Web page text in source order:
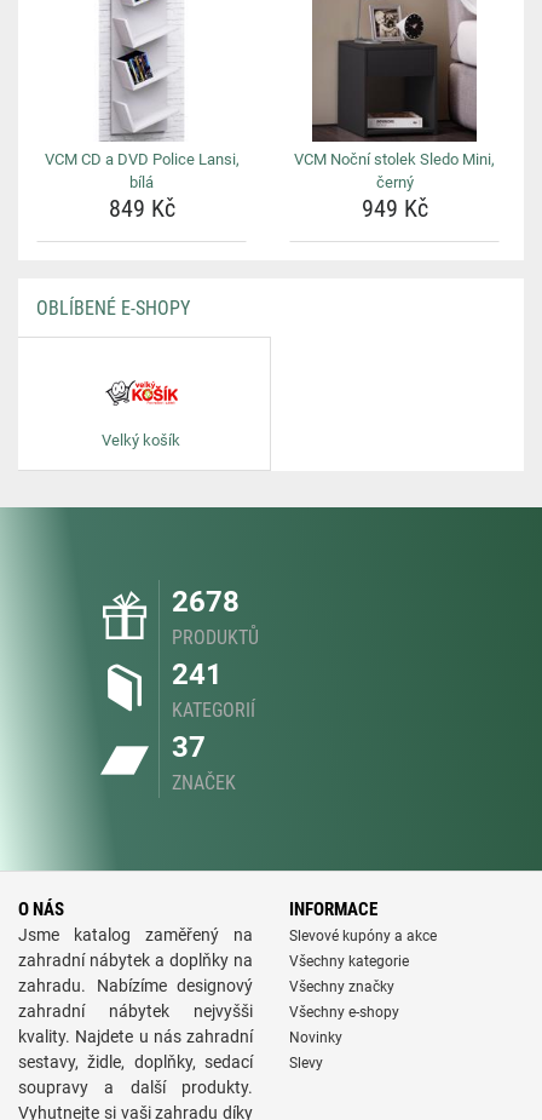
VCM CD a DVD Police Lansi,
bílá
849 Kč
VCM Noční stolek Sledo Mini,
černý
949 Kč
OBLÍBENÉ E-SHOPY
Velký košík
2678
PRODUKTŮ
241
KATEGORIÍ
37
ZNAČEK
O NÁS
Jsme katalog zaměřený na
zahradní nábytek a doplňky na
zahradu. Nabízíme designový
zahradní nábytek nejvyšši
kvality. Najdete u nás zahradní
sestavy, židle, doplňky, sedací
soupravy a další produkty.
Vyhutnejte si vaši zahradu díky
INFORMACE
Slevové kupóny a akce
Všechny kategorie
Všechny značky
Všechny e-shopy
Novinky
Slevy